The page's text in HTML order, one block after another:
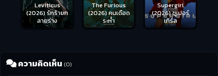
Leviticus
(2026) รักร้ายก
ลายร่าง
The Furious
(2026) คนเดือด
ระห่ำ
Supergirl
(2026) ซูเปอร์
เกิร์ล
ความคิดเห็น (0)